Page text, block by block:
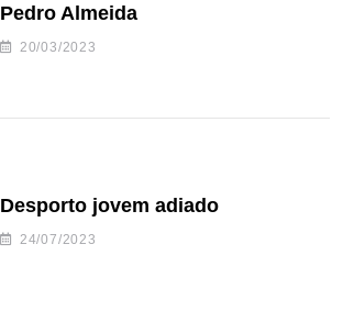
Pedro Almeida
20/03/2023
Desporto jovem adiado
24/07/2023